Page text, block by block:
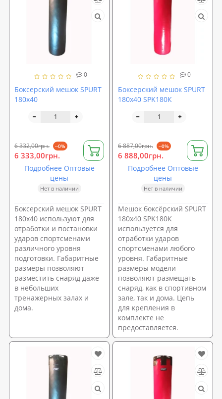
0
Боксерский мешок SPURT
180х40
6 332,00грн. --0%
6 333,00грн.
Подробнее Оптовые
цены
Нет в наличии
Боксерский мешок SPURT
180х40 используют для
отработки и постановки
ударов спортсменами
различного уровня
подготовки. Габаритные
размеры позволяют
разместить снаряд даже
в небольших
тренажерных залах и
дома.
0
Боксерский мешок SPURT
180х40 SPK180К
6 887,00грн. --0%
6 888,00грн.
Подробнее Оптовые
цены
Нет в наличии
Мешок боксёрский SPURT
180х40 SPK180К
используется для
отработки ударов
спортсменами любого
уровня. Габаритные
размеры модели
позволяют размещать
снаряд, как в спортивном
зале, так и дома. Цепь
для крепления в
комплекте не
предоставляется.